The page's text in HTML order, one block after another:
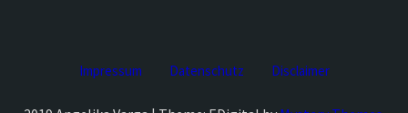
Impressum Datenschutz Disclaimer